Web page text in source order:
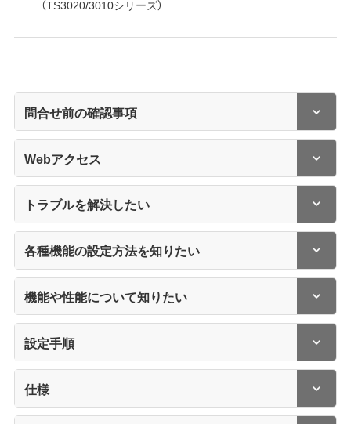
（TS3020/3010シリーズ）
問合せ前の確認事項
Webアクセス
トラブルを解決したい
各種機能の設定方法を知りたい
機能や性能について知りたい
設定手順
仕様